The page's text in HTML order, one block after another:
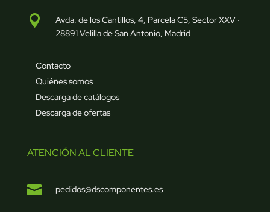

Avda. de los Cantillos, 4, Parcela C5, Sector XXV ·
28891 Velilla de San Antonio, Madrid
Contacto
Quiénes somos
Descarga de catálogos
Descarga de ofertas
ATENCIÓN AL CLIENTE
 pedidos@dscomponentes.es